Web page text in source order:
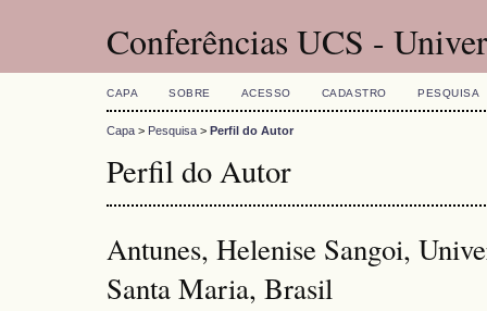
Conferências UCS -
CAPA SOBRE ACESSO CADASTRO PESQUISA
Capa > Pesquisa > Perfil do Autor
Perfil do Autor
Antunes, Helenise Sangoi,
Santa Maria, Brasil